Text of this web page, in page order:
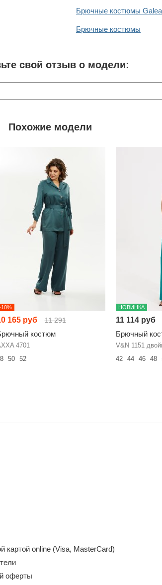
Брючные костюмы
Брючные костюмы
свой отзыв о модели:
Похожие модели
10%
165 руб 11 291
костюм
4701
50 52
НОВИНКА
11 114 руб
Брючный
V&N 1151
42
44 46 48
картой online (Visa, MasterCard)
оферты